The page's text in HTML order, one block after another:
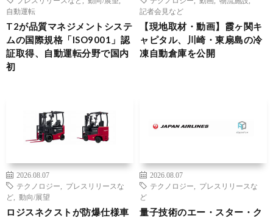
自動運転
T2が品質マネジメントシステ
ムの国際規格「ISO9001」認
証取得、自動運転分野で国内
初
記者会見など
【現地取材・動画】霞ヶ関キ
ャピタル、川崎・東扇島の冷
凍自動倉庫を公開
2026.08.07
テクノロジー
プレスリリースな
ど
動向/展望
ロジスネクストが防爆仕様車
2026.08.07
テクノロジー
プレスリリースな
ど
量子技術のエー・スター・ク